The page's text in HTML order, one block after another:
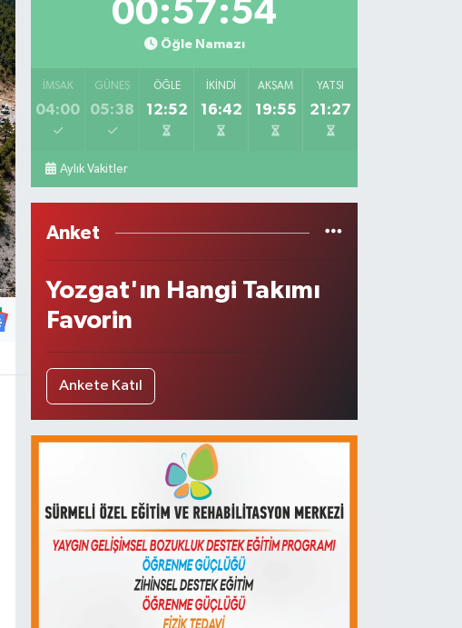
00:57:54
Öğle Namazı
İMSAK
04:00
GÜNEŞ
05:38
ÖĞLE
12:52
İKINDI
16:42
AKŞAM
19:55
YATSI
21:27
Aylık Vakitler
Anket
Yozgat'ın Hangi Takımı
Favorin
Ankete Katıl